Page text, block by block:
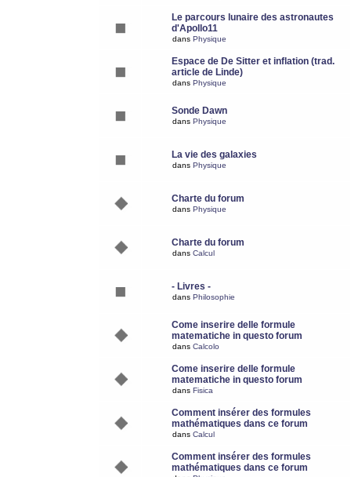
Le parcours lunaire des astronautes
d'Apollo11
dans Physique
Espace de De Sitter et inflation (trad.
article de Linde)
dans Physique
Sonde Dawn
dans Physique
La vie des galaxies
dans Physique
Charte du forum
dans Physique
Charte du forum
dans Calcul
- Livres -
dans Philosophie
Come inserire delle formule
matematiche in questo forum
dans Calcolo
Come inserire delle formule
matematiche in questo forum
dans Fisica
Comment insérer des formules
mathématiques dans ce forum
dans Calcul
Comment insérer des formules
mathématiques dans ce forum